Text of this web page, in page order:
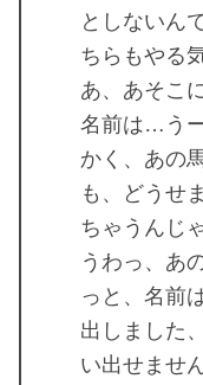
としないん
ちらもやる
あ、あそこ
名前は…う
かく、あの
も、どうせ
ちゃうんじ
うわっ、あ
っと、名前
出しました
い出せませ